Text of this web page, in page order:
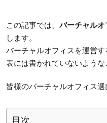
この記事では、バーチャル
します。
バーチャルオフィスを運営
表には書かれていないような
皆様のバーチャルオフィス選
目次